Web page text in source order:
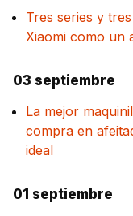
Tres series y
Xiaomi como un
03 septiembre
La mejor
compra en
ideal
01 septiembre